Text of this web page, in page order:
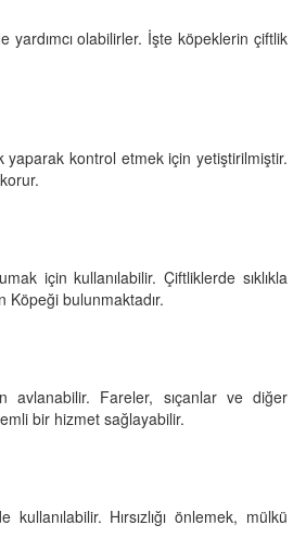
olabilirler. İşte köpeklerin çiftlik
yaparak kontrol etmek için yetiştirilmiştir.
için kullanılabilir. Çiftliklerde sıklıkla
Köpeği bulunmaktadır.
avlanabilir. Fareler, sıçanlar ve diğer
bir hizmet sağlayabilir.
Hırsızlığı önlemek, mülkü
Köpeğinizle Spor Yapmanın
Yolları
Gerekenler
09.10.2025
05.10.2025